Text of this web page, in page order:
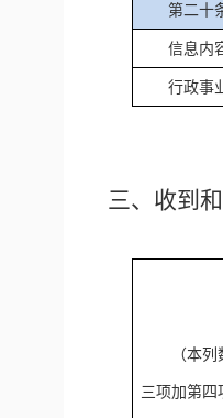
第二十
信息内
行政事
三、收到
（本
三项加第四